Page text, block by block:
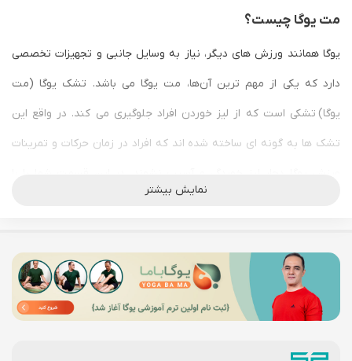
مت یوگا چیست؟
یوگا همانند ورزش های دیگر، نیاز به وسایل جانبی و تجهیزات تخصصی
دارد که یکی از مهم ترین آن‌ها، مت یوگا می باشد. تشک یوگا (مت
یوگا) تشکی است که از لیز خوردن افراد جلوگیری می کند. در واقع این
تشک ها به گونه ای ساخته شده اند که افراد در زمان حرکات و تمرینات
یوگا
علاوه بر یک ورزش جسمی، ورزشی ذهنی و روحی می باشد. در واقع
شما می توانید با انجام آن بسیاری از مشکلات ذهنی و روحی خود را به
مرور زمان رفع کنید.
اهمیت خرید مت یوگا
نمایش بیشتر